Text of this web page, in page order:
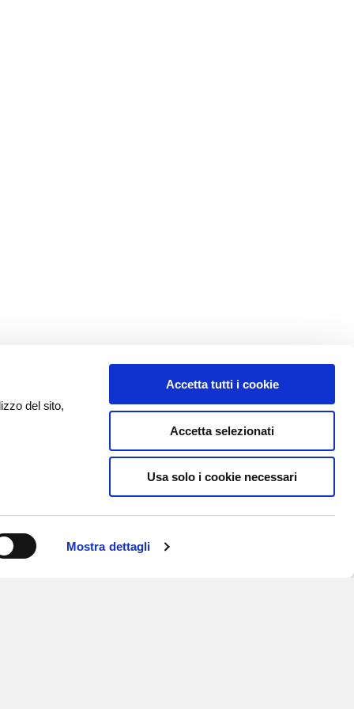
del sito,
Mostra dettagli
Accetta tutti i cookie
Accetta selezionati
Usa solo i cookie necessari